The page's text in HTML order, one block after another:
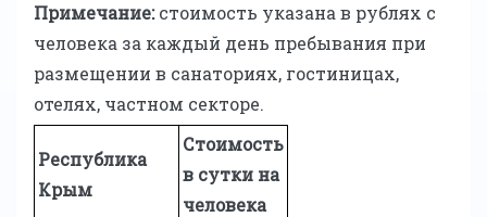
Примечание:cтоимость указана в рублях с
человека за каждый день пребывания при
размещении в санаториях, гостиницах,
отелях, частном секторе.
Республика
Крым
Стоимость
в сутки на
человека